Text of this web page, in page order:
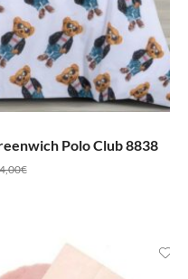
ΚΑΛΆΘΙPolo Club 8838
€